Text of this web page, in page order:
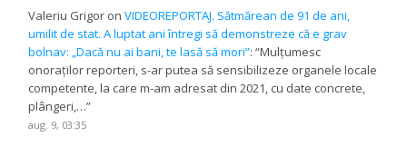
Valeriu Grigor onVIDEOREPORTAJ. Sătmărean de 91 de ani,
umilit de stat. A luptat ani întregi să demonstreze că e grav
bolnav: „Dacă nu ai bani, te lasă să mori”: “Mulțumesc
onoraților reporteri, s-ar putea să sensibilizeze organele locale
competente, la care m-am adresat din 2021, cu date concrete,
plângeri,…”
aug. 9, 03:35